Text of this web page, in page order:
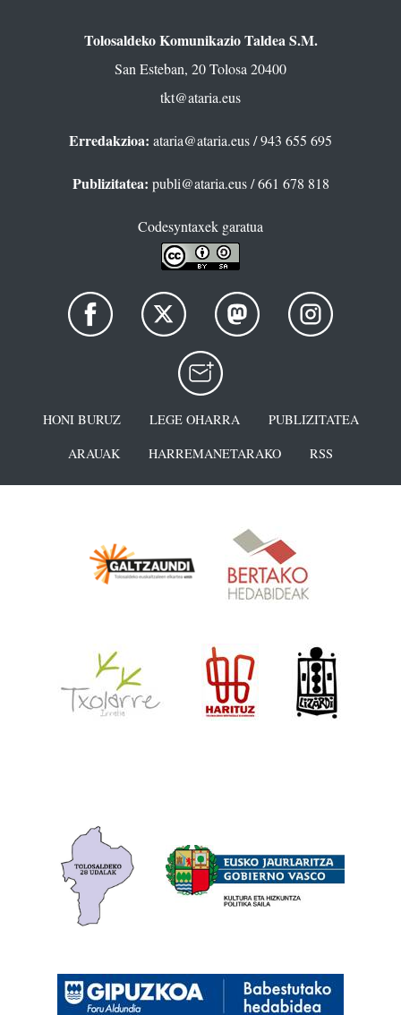
Tolosaldeko Komunikazio Taldea S.M.
San Esteban, 20 Tolosa 20400
tkt@ataria.eus
Erredakzioa: ataria@ataria.eus/ 943 655 695
Publizitatea: publi@ataria.eus/ 661 678 818
Codesyntaxek garatua
HONI BURUZ LEGE OHARRA
PUBLIZITATEA
ARAUAK
HARREMANETARAKO RSS